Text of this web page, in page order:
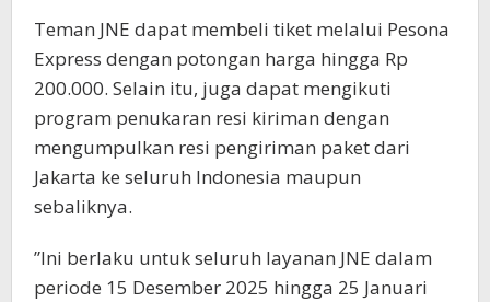
Teman JNE dapat membeli tiket melalui Pesona
Express dengan potongan harga hingga Rp
200.000. Selain itu, juga dapat mengikuti
program penukaran resi kiriman dengan
mengumpulkan resi pengiriman paket dari
Jakarta ke seluruh Indonesia maupun
sebaliknya.
”Ini berlaku untuk seluruh layanan JNE dalam
periode 15 Desember 2025 hingga 25 Januari